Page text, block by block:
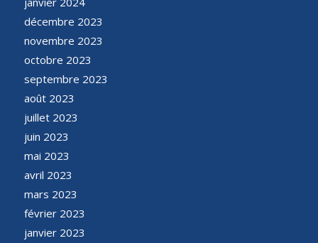
décembre 2023
novembre 2023
octobre 2023
septembre 2023
août 2023
juillet 2023
juin 2023
mai 2023
avril 2023
mars 2023
février 2023
janvier 2023